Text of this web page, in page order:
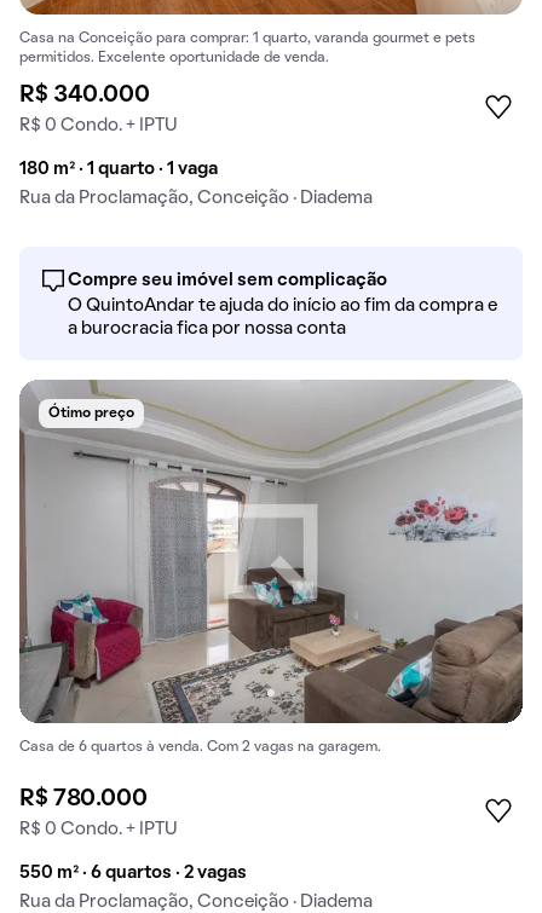
Casa na Conceição para comprar: 1 quarto, varanda gourmet e pets
permitidos. Excelente oportunidade de venda.
R$ 340.000
R$ 0 Condo. + IPTU
180 m² · 1 quarto · 1 vaga
Rua da Proclamação, Conceição · Diadema
Compre seu imóvel sem complicação
O QuintoAndar te ajuda do início ao fim da compra e
a burocracia fica por nossa conta
Ótimo preço
Casa de 6 quartos à venda. Com 2 vagas na garagem.
R$ 780.000
R$ 0 Condo. + IPTU
550 m² · 6 quartos · 2 vagas
Rua da Proclamação, Conceição · Diadema